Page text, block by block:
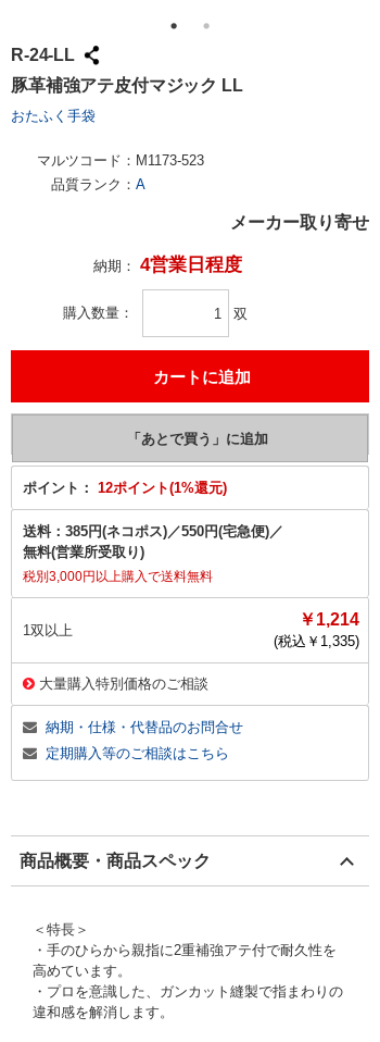
R-24-LL
豚革補強アテ皮付マジック LL
おたふく手袋
マルツコード： M1173-523
品質ランク： A
メーカー取り寄せ
納期： 4営業日程度
購入数量 双
ポイント： 12ポイント(1%還元)
送料： 385円(ネコポス)／550円(宅急便)／
無料(営業所受取り)
税別3,000円以上購入で送料無料
1双以上
￥1,214
(税込￥ 1,335)
大量購入特別価格のご相談
納期・仕様・代替品のお問合せ
定期購入等のご相談はこちら
商品概要・商品スペック
＜特長＞
・手のひらから親指に2重補強アテ付で耐久性を
高めています。
・プロを意識した、ガンカット縫製で指まわりの
違和感を解消します。